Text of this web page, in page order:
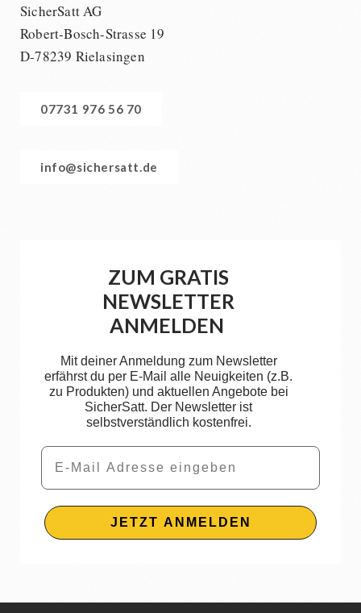
SicherSatt AG
Robert-Bosch-Strasse 19
D-78239 Rielasingen
07731 976 56 70
info@sichersatt.de
ZUM GRATIS
NEWSLETTER
ANMELDEN
Mit deiner Anmeldung zum Newsletter
erfährst du per E-Mail alle Neuigkeiten (z.B.
zu Produkten) und aktuellen Angebote bei
SicherSatt. Der Newsletter ist
selbstverständlich kostenfrei.
Email
JETZT ANMELDEN